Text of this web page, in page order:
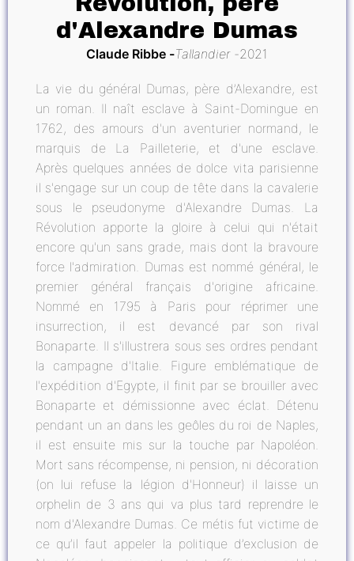
d'Alexandre Dumas
Claude Ribbe Tallandier 2021
La vie du général Dumas, père d’Alexandre, est
un roman. Il naît esclave à Saint-Domingue en
1762, des amours d'un aventurier normand, le
marquis de La Pailleterie, et d'une esclave.
Après quelques années de dolce vita parisienne
il s'engage sur un coup de tête dans la cavalerie
sous le pseudonyme d'Alexandre Dumas. La
Révolution apporte la gloire à celui qui n'était
encore qu'un sans grade, mais dont la bravoure
force l'admiration. Dumas est nommé général, le
premier général français d'origine africaine.
Nommé en 1795 à Paris pour réprimer une
insurrection, il est devancé par son rival
Bonaparte. Il s'illustrera sous ses ordres pendant
la campagne d'Italie. Figure emblématique de
l'expédition d'Egypte, il finit par se brouiller avec
Bonaparte et démissionne avec éclat. Détenu
pendant un an dans les geôles du roi de Naples,
il est ensuite mis sur la touche par Napoléon.
Mort sans récompense, ni pension, ni décoration
(on lui refuse la légion d'Honneur) il laisse un
orphelin de 3 ans qui va plus tard reprendre le
nom d'Alexandre Dumas. Ce métis fut victime de
ce qu’il faut appeler la politique d’exclusion de